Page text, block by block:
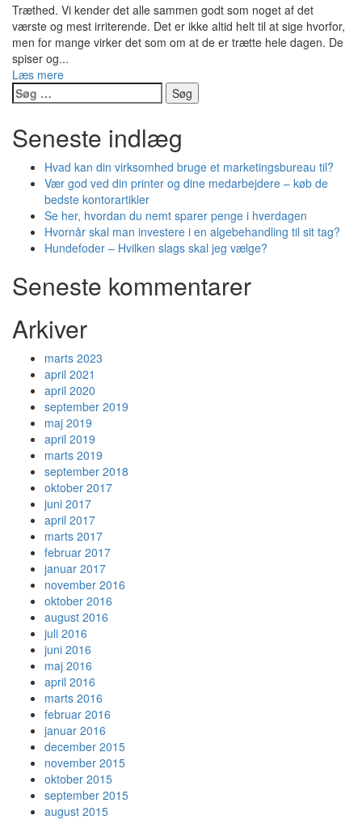
Træthed. Vi kender det alle sammen godt som noget af det
værste og mest irriterende. Det er ikke altid helt til at sige hvorfor,
men for mange virker det som om at de er trætte hele dagen. De
spiser og...
Læs mere
Søg
efter:
Seneste indlæg
Hvad kan din virksomhed bruge et marketingsbureau til?
Vær god ved din printer og dine medarbejdere – køb de
bedste kontorartikler
Se her, hvordan du nemt sparer penge i hverdagen
Hvornår skal man investere i en algebehandling til sit tag?
Hundefoder – Hvilken slags skal jeg vælge?
Seneste kommentarer
Arkiver
marts 2023
april 2021
april 2020
september 2019
maj 2019
april 2019
marts 2019
september 2018
oktober 2017
juni 2017
april 2017
marts 2017
februar 2017
januar 2017
november 2016
oktober 2016
august 2016
juli 2016
juni 2016
maj 2016
april 2016
marts 2016
februar 2016
januar 2016
december 2015
november 2015
oktober 2015
september 2015
august 2015